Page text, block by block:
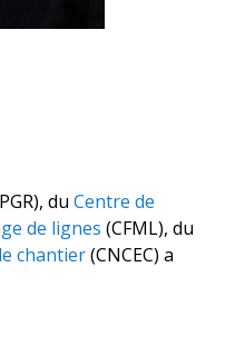
du Centre de
de lignes (CFML), du
chantier(CNCEC) a